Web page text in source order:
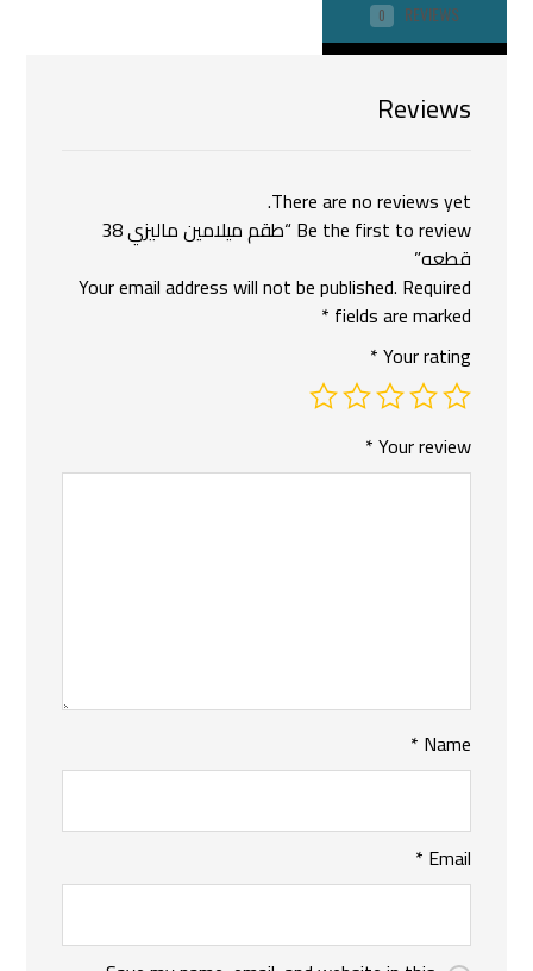
REVIEWS
0
Reviews
There are no reviews yet.
Be the first to review “طقم ميلامين ماليزي 38
قطعه”
Your email address will not be published. Required
fields are marked
*
Your rating
*
Your review
*
Name
*
Email
*